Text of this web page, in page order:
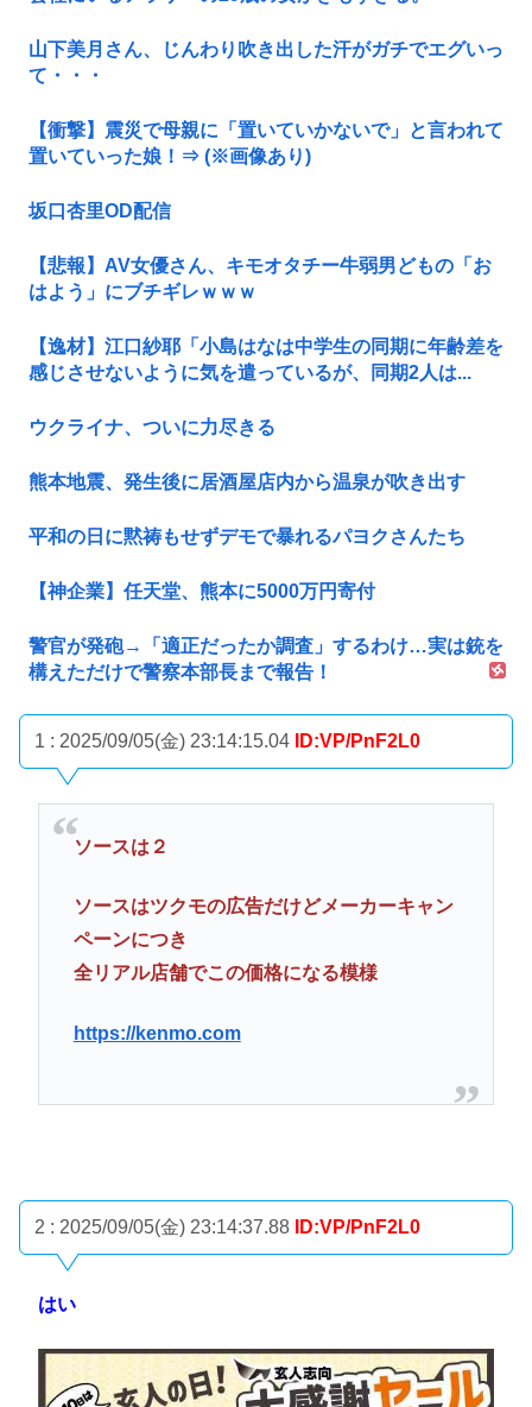
山下美月さん、じんわり吹き出した汗がガチでエグいっ
て・・・
【衝撃】震災で母親に「置いていかないで」と言われて
置いていった娘！⇒ (※画像あり)
坂口杏里OD配信
【悲報】AV女優さん、キモオタチー牛弱男どもの「お
はよう」にブチギレｗｗｗ
【逸材】江口紗耶「小島はなは中学生の同期に年齢差を
感じさせないように気を遣っているが、同期2人は...
ウクライナ、ついに力尽きる
熊本地震、発生後に居酒屋店内から温泉が吹き出す
平和の日に黙祷もせずデモで暴れるパヨクさんたち
【神企業】任天堂、熊本に5000万円寄付
警官が発砲→「適正だったか調査」するわけ…実は銃を
構えただけで警察本部長まで報告！
1 : 2025/09/05(金) 23:14:15.04 ID:VP/PnF2L0
ソースは２
ソースはツクモの広告だけどメーカーキャン
ペーンにつき
全リアル店舗でこの価格になる模様
https://kenmo.com
2 : 2025/09/05(金) 23:14:37.88 ID:VP/PnF2L0
はい